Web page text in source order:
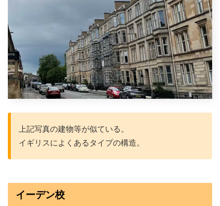
上記写真の建物等が似ている。
イギリスによくあるタイプの構造。
イーデン校